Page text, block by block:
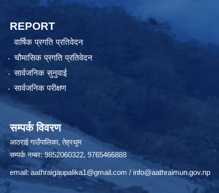
REPORT
वार्षिक प्रगति प्रतिवेदन
चौमासिक प्रगति प्रतिवेदन
सार्वजनिक सुनुवाई
सार्वजनिक परीक्षण
सम्पर्क विवरण
आठराई गाउँपालिका, तेह्रथुम
सम्पर्क नम्बर: 9852060322, 9765466888
email: aathraigaupalika1@gmail.com / info@aathraimun.gov.np